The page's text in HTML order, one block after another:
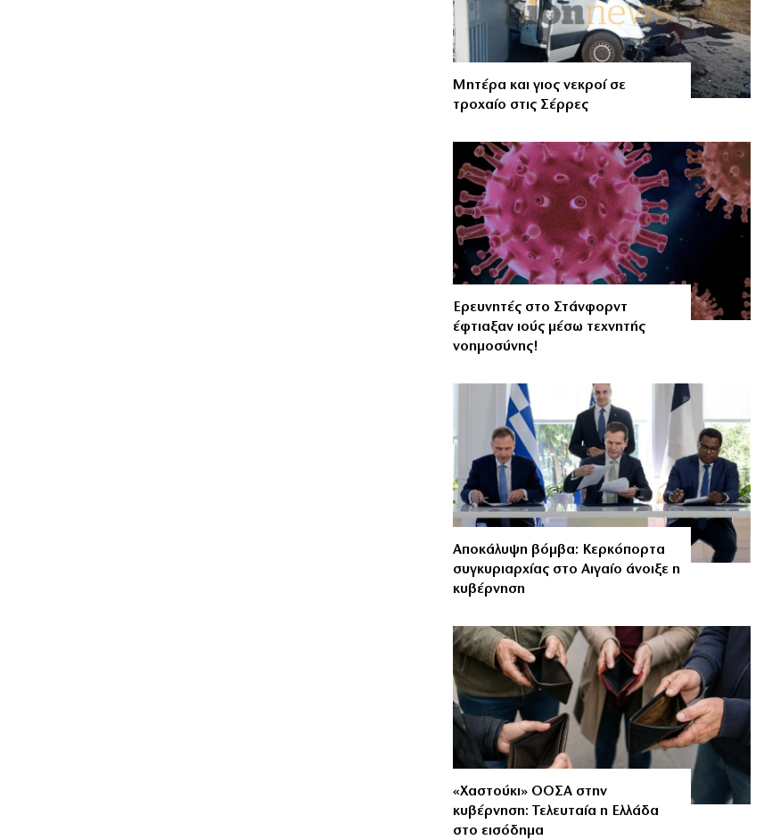
Μητέρα και γιος νεκροί σε
τροχαίο στις Σέρρες
Ερευνητές στο Στάνφορντ
έφτιαξαν ιούς μέσω τεχνητής
νοημοσύνης!
Αποκάλυψη βόμβα: Κερκόπορτα
συγκυριαρχίας στο Αιγαίο άνοιξε η
κυβέρνηση
«Χαστούκι» ΟΟΣΑ στην
κυβέρνηση: Τελευταία η Ελλάδα
στο εισόδημα